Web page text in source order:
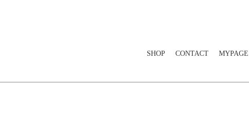
SHOP CONTACT MYPAGE